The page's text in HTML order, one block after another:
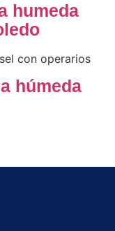
humeda
con operarios
húmeda